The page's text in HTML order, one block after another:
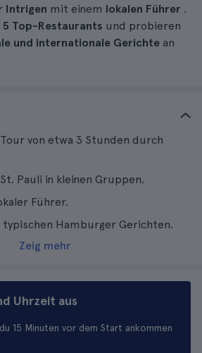
Intrigen mit einem lokalen Führer .
5 Top-Restaurants und probieren
und internationale Gerichte an
von etwa 3 Stunden durch
Pauli in kleinen Gruppen.
Führer.
typischen Hamburger Gerichten.
Zeig mehr
Uhrzeit aus
15 Minuten vor dem Start ankommen